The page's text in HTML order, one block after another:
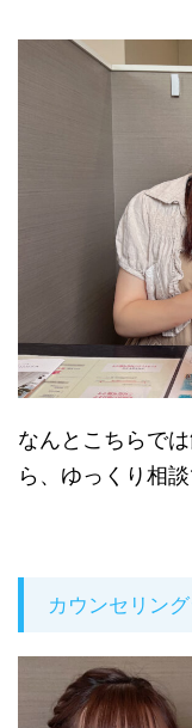
なんとこちらで
ら、ゆっくり相談
カウンセリン